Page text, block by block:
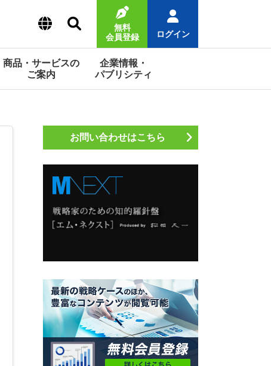
無料
会員登録
ログイン
商品・サービスの
ご案内
企業情報・
パブリシティ
お問い合わせはこちら